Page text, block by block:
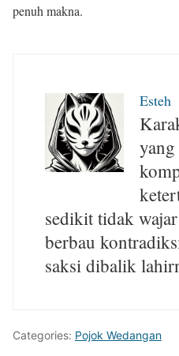
penuh makna.
Esteh
sedikit tidak
berbau
saksi dibalik
Categories: Pojok Wedangan